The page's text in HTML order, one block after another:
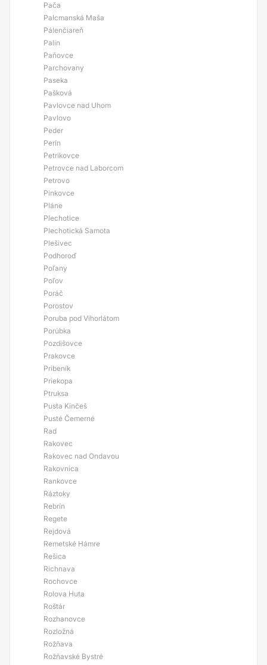
Pača
Palcmanská Maša
Pálenčiareň
Palín
Paňovce
Parchovany
Paseka
Pašková
Pavlovce nad Uhom
Pavlovo
Peder
Perín
Petrikovce
Petrovce nad Laborcom
Petrovo
Pinkovce
Pláne
Plechotice
Plechotická Samota
Plešivec
Podhoroď
Poľany
Poľov
Poráč
Porostov
Poruba pod Vihorlátom
Porúbka
Pozdišovce
Prakovce
Pribeník
Priekopa
Ptruksa
Pusta Kinčeš
Pusté Čemerné
Rad
Rakovec
Rakovec nad Ondavou
Rakovnica
Rankovce
Ráztoky
Rebrín
Regete
Rejdová
Remetské Hámre
Rešica
Richnava
Rochovce
Rolova Huta
Roštár
Rozhanovce
Rozložná
Rožňava
Rožňavské Bystré